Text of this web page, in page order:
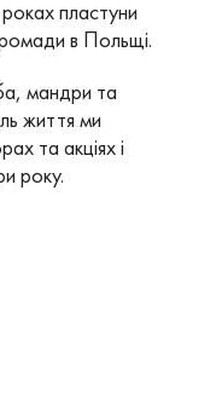
пластуни
в Польщі.
мандри та
життя ми
та акціях і
року.